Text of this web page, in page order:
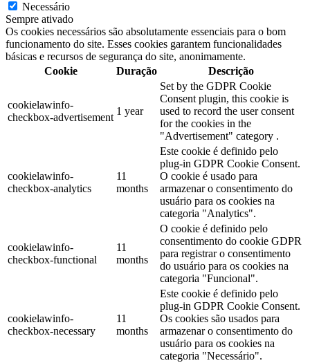
Necessário
Sempre ativado
Os cookies necessários são absolutamente essenciais para o bom
funcionamento do site. Esses cookies garantem funcionalidades
básicas e recursos de segurança do site, anonimamente.
Cookie
Duração Descrição
cookielawinfo-
checkbox-advertisement
1 year
Set by the GDPR Cookie
Consent plugin, this cookie is
used to record the user consent
for the cookies in the
"Advertisement" category .
cookielawinfo-
checkbox-analytics
11
months
Este cookie é definido pelo
plug-in GDPR Cookie Consent.
O cookie é usado para
armazenar o consentimento do
usuário para os cookies na
categoria "Analytics".
cookielawinfo-
checkbox-functional
11
months
O cookie é definido pelo
consentimento do cookie GDPR
para registrar o consentimento
do usuário para os cookies na
categoria "Funcional".
cookielawinfo-
checkbox-necessary
11
months
Este cookie é definido pelo
plug-in GDPR Cookie Consent.
Os cookies são usados para
armazenar o consentimento do
usuário para os cookies na
categoria "Necessário".